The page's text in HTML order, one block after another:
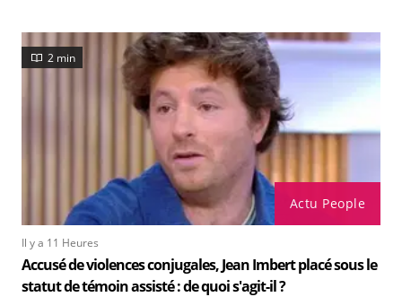
Actu People
2 min
Il y a 11 Heures
Accusé de violences conjugales, Jean Imbert placé sous le
statut de témoin assisté : de quoi s'agit-il ?